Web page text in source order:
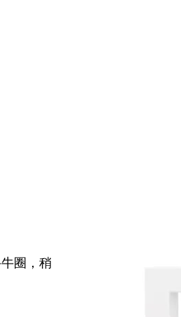
圈，稍